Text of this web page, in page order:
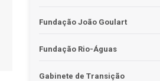
Fundação João Goulart
Fundação Rio-Águas
Gabinete de Transição